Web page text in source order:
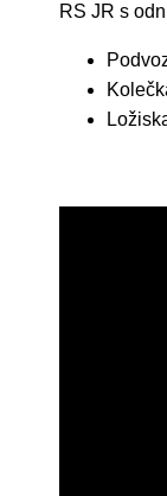
RS JR s